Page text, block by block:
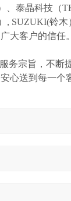
、泰晶科技（
, SUZUKI(铃木
广大客户的信
务宗旨，不断
心送到每一个